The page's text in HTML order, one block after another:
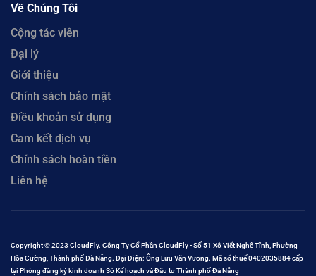
Về Chúng Tôi
Cộng tác viên
Đại lý
Giới thiệu
Chính sách bảo mật
Điều khoản sử dụng
Cam kết dịch vụ
Chính sách hoàn tiền
Liên hệ
Copyright © 2023 CloudFly. Công Ty Cổ Phần CloudFly - Số 51 Xô Viết Nghệ Tĩnh, Phường
Hòa Cường, Thành phố Đà Nẵng. Đại Diện: Ông Lưu Văn Vương. Mã số thuế 0402035884 cấp
tại Phòng đăng ký kinh doanh Sở Kế hoạch và Đầu tư Thành phố Đà Nẵng